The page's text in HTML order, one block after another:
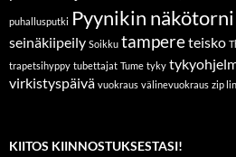
puhallusputki Pyynikin näkötorni
seinäkiipeily Soikku tampereteisko
trapetsihyppy tubettajat Tume tyky
virkistyspäivä vuokraus välinevuokraus zip
KIITOS KIINNOSTUKSESTASI!